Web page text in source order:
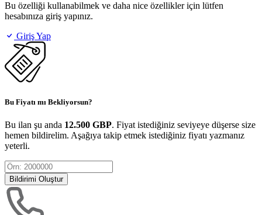
Bu özelliği kullanabilmek ve daha nice özellikler için lütfen
hesabınıza giriş yapınız.
Giriş Yap
Bu Fiyatı mı Bekliyorsun?
Bu ilan şu anda 12.500 GBP. Fiyat istediğiniz seviyeye düşerse size
hemen bildirelim. Aşağıya takip etmek istediğiniz fiyatı yazmanız
yeterli.
Bildirimi Oluştur